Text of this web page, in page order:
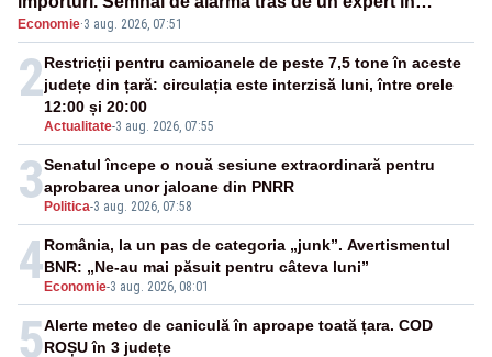
energie
Economie·3 aug. 2026, 07:51
2
Actualitate-3 aug. 2026, 07:55
Restricții pentru camioanele de peste 7,5 tone în aceste
județe din țară: circulația este interzisă luni, între orele
12:00 și 20:00
3 Politica-3 aug. 2026, 07:58
Senatul începe o nouă sesiune extraordinară pentru
aprobarea unor jaloane din PNRR
4 Economie-3 aug. 2026, 08:01
România, la un pas de categoria „junk”. Avertismentul
BNR: „Ne-au mai păsuit pentru câteva luni”
5Alerte meteo de caniculă în aproape toată țara. COD
ROȘU în 3 județe